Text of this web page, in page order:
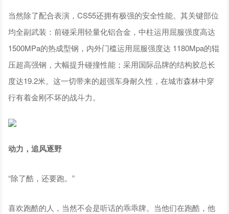
当然除了配合表演，CS55还拥有极强的安全性能。其关键部位
均全副武装：前碰采用轻量化铝合金，中柱运用屈服强度高达
1500MPa的热成型钢，内外门槛运用屈服强度达 1180Mpa的辊
压超高强钢，大幅提升碰撞性能；采用国际品牌的结构胶总长
度达19.2米。这一切带来的超强车身耐久性，在城市森林中穿
行有着金刚不坏的战斗力。
动力，追风逐野
“除了酷，还要跑。”
喜欢跑酷的人，当然不会是听话的乖乖牌。当他们在跑酷，他